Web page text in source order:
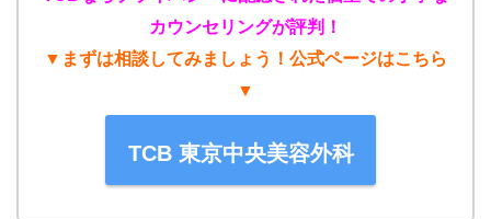
カウンセリングが評判！
▼まずは相談してみましょう！公式ページはこちら
▼
TCB 東京中央美容外科